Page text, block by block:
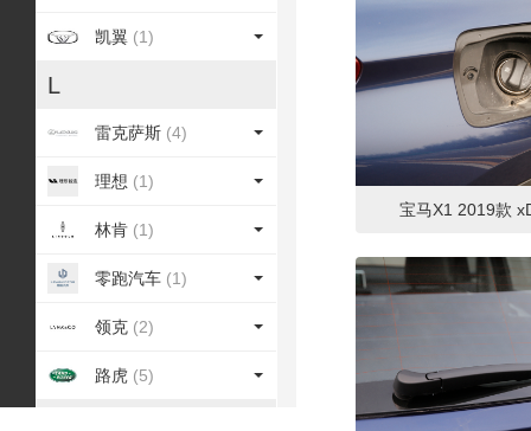
凯翼 (1)
L
雷克萨斯 (4)
理想 (1)
林肯 (1)
零跑汽车 (1)
领克 (2)
路虎 (5)
宝马X1 2019款